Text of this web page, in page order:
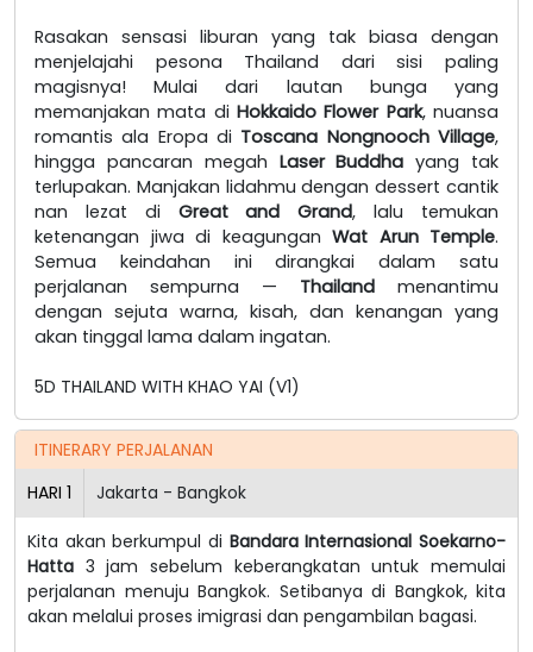
Rasakan sensasi liburan yang tak biasa dengan
menjelajahi pesona Thailand dari sisi paling
magisnya! Mulai dari lautan bunga yang
memanjakan mata di Hokkaido Flower Park, nuansa
romantis ala Eropa di Toscana Nongnooch Village,
hingga pancaran megah Laser Buddha yang tak
terlupakan. Manjakan lidahmu dengan dessert cantik
nan lezat di Great and Grand, lalu temukan
ketenangan jiwa di keagungan Wat Arun Temple.
Semua keindahan ini dirangkai dalam satu
perjalanan sempurna — Thailand menantimu
dengan sejuta warna, kisah, dan kenangan yang
akan tinggal lama dalam ingatan.
5D THAILAND WITH KHAO YAI (V1)
ITINERARY PERJALANAN
HARI 1 Jakarta - Bangkok
Kita akan berkumpul di Bandara Internasional Soekarno-
Hatta 3 jam sebelum keberangkatan untuk memulai
perjalanan menuju Bangkok. Setibanya di Bangkok, kita
akan melalui proses imigrasi dan pengambilan bagasi.